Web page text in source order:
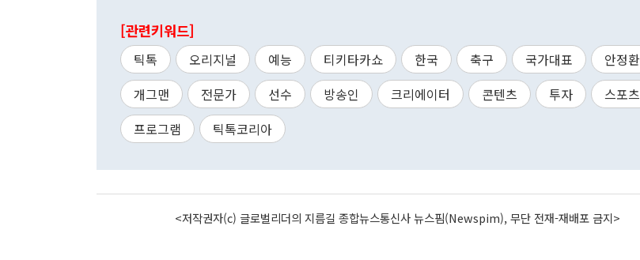
[관련키워드]
틱톡 오리지널 예능 티키타카쇼 한국 축구 국가대표
안정환
개그맨
전문가 선수 방송인 크리에이터 콘텐츠 투자
스포츠
프로그램
틱톡코리아
<저작권자(c) 글로벌리더의 지름길 종합뉴스통신사 뉴스핌(Newspim), 무단 전재-재배포 금지>